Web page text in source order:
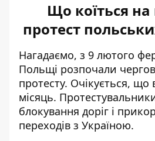
Що коїться на
протест
Нагадаємо, з 9 лютого
Польщі розпочали
протесту. Очікується, що
місяць.
блокування доріг і
переходів з Україною.